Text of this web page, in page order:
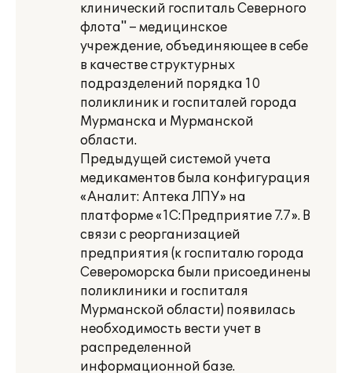
клинический госпиталь Северного
флота" – медицинское
учреждение, объединяющее в себе
в качестве структурных
подразделений порядка 10
поликлиник и госпиталей города
Мурманска и Мурманской
области.
Предыдущей системой учета
медикаментов была конфигурация
«Аналит: Аптека ЛПУ» на
платформе «1С:Предприятие 7.7». В
связи с реорганизацией
предприятия (к госпиталю города
Североморска были присоединены
поликлиники и госпиталя
Мурманской области) появилась
необходимость вести учет в
распределенной
информационной базе.